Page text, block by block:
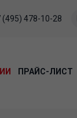
(495) 478-10-28
ПРАЙС-ЛИСТ